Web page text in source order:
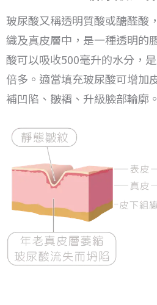
玻尿酸又稱透明質酸或醣醛酸
織及真皮層中，是一種透明的
酸可以吸收500毫升的水分，
倍多。 適當填充玻尿酸可增加
補凹陷、皺褶、升級臉部輪廓。